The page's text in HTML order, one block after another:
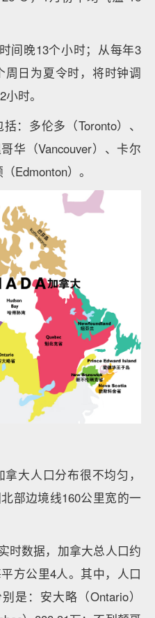
间晚13个小时；从每年3
周日为夏令时，将时钟调
时。
：多伦多（Toronto）、
华（Vancouver）、卡尔
Edmonton）。
大人口分布很不均匀，
部边境线160公里宽的一
时数据，加拿大总人口约
方公里4人。其中，人口
是：安大略（Ontario）